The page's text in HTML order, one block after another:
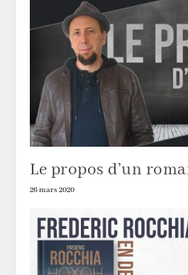
Le propos d’un
26 mars 2020